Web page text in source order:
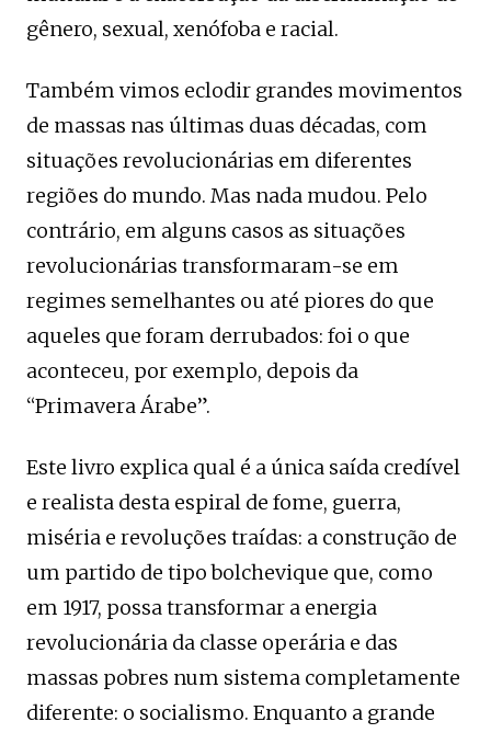
gênero, sexual, xenófoba e racial.
Também vimos eclodir grandes movimentos
de massas nas últimas duas décadas, com
situações revolucionárias em diferentes
regiões do mundo. Mas nada mudou. Pelo
contrário, em alguns casos as situações
revolucionárias transformaram-se em
regimes semelhantes ou até piores do que
aqueles que foram derrubados: foi o que
aconteceu, por exemplo, depois da
“Primavera Árabe”.
Este livro explica qual é a única saída credível
e realista desta espiral de fome, guerra,
miséria e revoluções traídas: a construção de
um partido de tipo bolchevique que, como
em 1917, possa transformar a energia
revolucionária da classe operária e das
massas pobres num sistema completamente
diferente: o socialismo. Enquanto a grande